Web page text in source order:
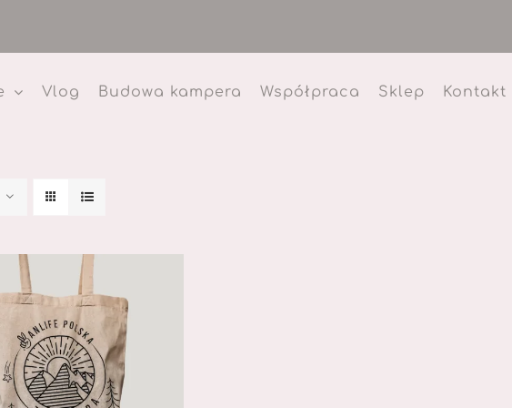
Vlog Budowa kampera Współpraca Sklep Kontakt